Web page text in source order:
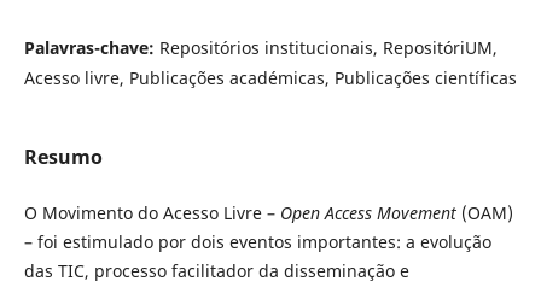
Palavras-chave: Repositórios institucionais, RepositóriUM,
Acesso livre, Publicações académicas, Publicações científicas
Resumo
O Movimento do Acesso Livre – Open Access Movement(OAM)
– foi estimulado por dois eventos importantes: a evolução
das TIC, processo facilitador da disseminação e